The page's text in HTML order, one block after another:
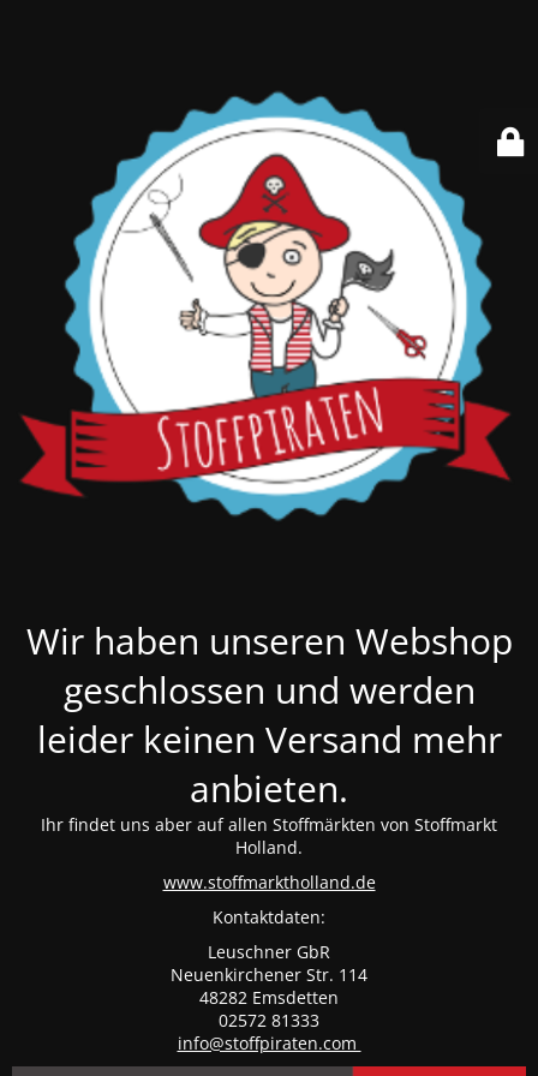
Wir haben unseren Webshop
geschlossen und werden
leider keinen Versand mehr
anbieten.
Ihr findet uns aber auf allen Stoffmärkten von Stoffmarkt
Holland.
www.stoffmarktholland.de
Kontaktdaten:
Leuschner GbR
Neuenkirchener Str. 114
48282 Emsdetten
02572 81333
info@stoffpiraten.com